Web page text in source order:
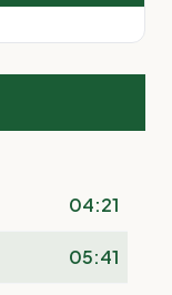
04:21
05:41